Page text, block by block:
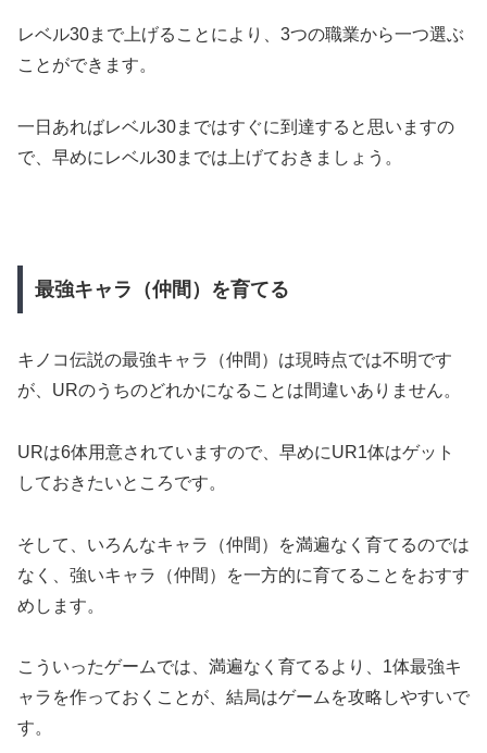
レベル30まで上げることにより、3つの職業から一つ選ぶ
ことができます。
一日あればレベル30まではすぐに到達すると思いますの
で、早めにレベル30までは上げておきましょう。
最強キャラ（仲間）を育てる
キノコ伝説の最強キャラ（仲間）は現時点では不明です
が、URのうちのどれかになることは間違いありません。
URは6体用意されていますので、早めにUR1体はゲット
しておきたいところです。
そして、いろんなキャラ（仲間）を満遍なく育てるのでは
なく、強いキャラ（仲間）を一方的に育てることをおすす
めします。
こういったゲームでは、満遍なく育てるより、1体最強キ
ャラを作っておくことが、結局はゲームを攻略しやすいで
す。